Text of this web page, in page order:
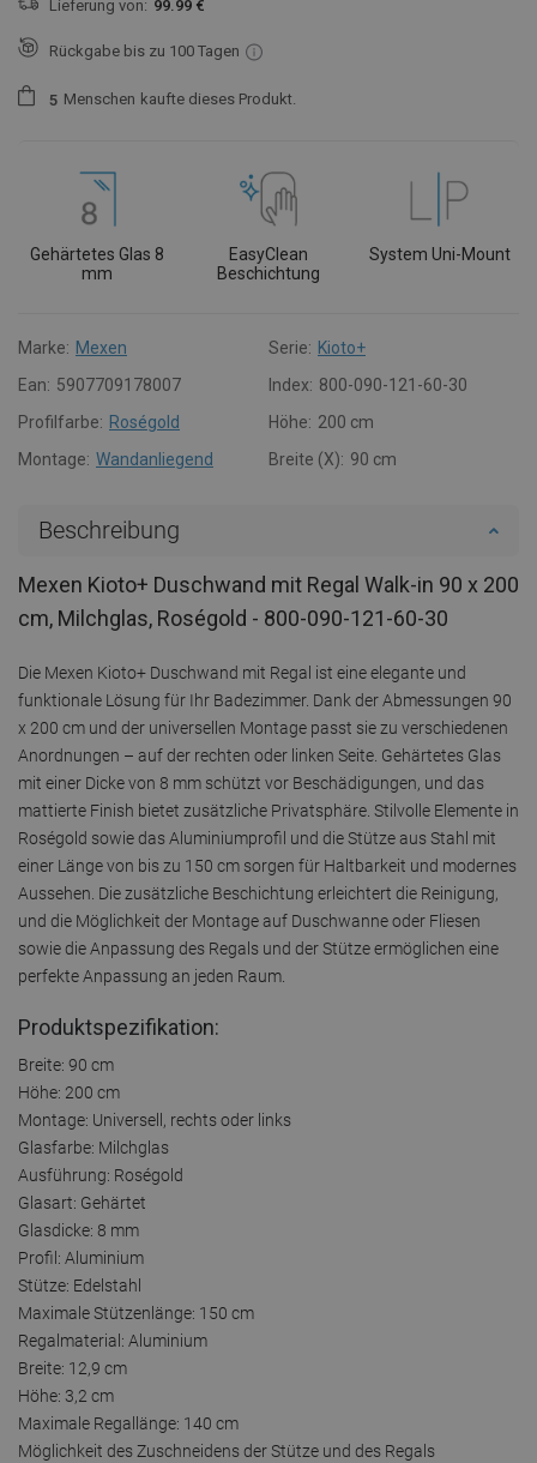
Lieferung von: 99.99 €
Rückgabe bis zu 100 Tagen
5 Menschen kaufte dieses Produkt.
Gehärtetes Glas 8
mm
EasyClean
Beschichtung
System Uni-Mount
Marke: Mexen Serie: Kioto+
Ean: 5907709178007 Index: 800-090-121-60-30
Profilfarbe: Roségold Höhe: 200 cm
Montage: Wandanliegend Breite (X): 90 cm
Beschreibung
Mexen Kioto+ Duschwand mit Regal Walk-in 90 x 200
cm, Milchglas, Roségold - 800-090-121-60-30
Die Mexen Kioto+ Duschwand mit Regal ist eine elegante und
funktionale Lösung für Ihr Badezimmer. Dank der Abmessungen 90
x 200 cm und der universellen Montage passt sie zu verschiedenen
Anordnungen – auf der rechten oder linken Seite. Gehärtetes Glas
mit einer Dicke von 8 mm schützt vor Beschädigungen, und das
mattierte Finish bietet zusätzliche Privatsphäre. Stilvolle Elemente in
Roségold sowie das Aluminiumprofil und die Stütze aus Stahl mit
einer Länge von bis zu 150 cm sorgen für Haltbarkeit und modernes
Aussehen. Die zusätzliche Beschichtung erleichtert die Reinigung,
und die Möglichkeit der Montage auf Duschwanne oder Fliesen
sowie die Anpassung des Regals und der Stütze ermöglichen eine
perfekte Anpassung an jeden Raum.
Produktspezifikation:
Breite: 90 cm
Höhe: 200 cm
Montage: Universell, rechts oder links
Glasfarbe: Milchglas
Ausführung: Roségold
Glasart: Gehärtet
Glasdicke: 8 mm
Profil: Aluminium
Stütze: Edelstahl
Maximale Stützenlänge: 150 cm
Regalmaterial: Aluminium
Breite: 12,9 cm
Höhe: 3,2 cm
Maximale Regallänge: 140 cm
Möglichkeit des Zuschneidens der Stütze und des Regals